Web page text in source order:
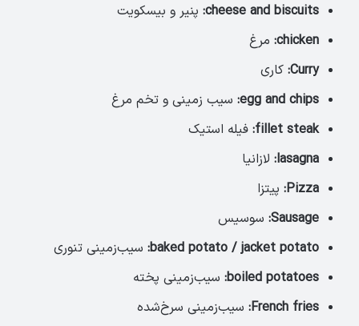
cheese and biscuits: پنیر و بیسکویت
chicken: مرغ
Curry: کاری
egg and chips: سیب زمینی و تخم مرغ
fillet steak: فیله استیک
lasagna: لازانیا
Pizza: پیتزا
Sausage: سوسیس
baked potato / jacket potato: سیب‌زمینی تنوری
boiled potatoes: سیب‌زمینی پخته
French fries: سیب‌زمینی سرخ‌شده